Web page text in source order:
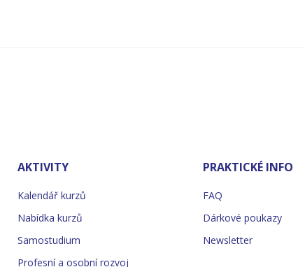
AKTIVITY
Kalendář kurzů
Nabídka kurzů
Samostudium
Profesní a osobní rozvoj
PRAKTICKÉ INFO
FAQ
Dárkové poukazy
Newsletter